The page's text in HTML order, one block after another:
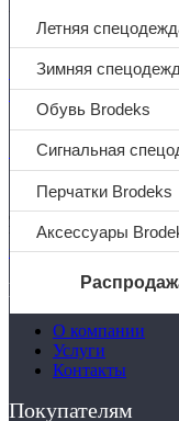
Летняя
Зимняя
Обувь Brodeks
Сигнальная
Перчатки Brodeks
Аксессуары
О компании
Услуги
Доставка
+7 (831) 214-01-31
+7 (831) 214-01-51
101@adk52.ru
Все права защищены
Политика конфиденциальности
Компания
О компании
Услуги
Контакты
Покупателям